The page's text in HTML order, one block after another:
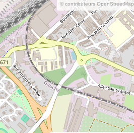
© contributeurs OpenStreetMap